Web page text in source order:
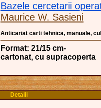
Bazele cercetarii
Maurice W. Sasieni
Anticariat carti tehnica, manuale,
Format: 21/15 cm-
cartonat, cu supracoperta
Detalii